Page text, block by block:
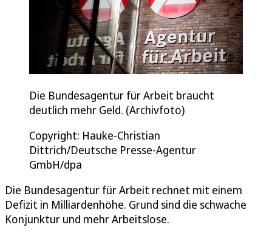
Die Bundesagentur für Arbeit braucht
deutlich mehr Geld. (Archivfoto)
Copyright: Hauke-Christian
Dittrich/Deutsche Presse-Agentur
GmbH/dpa
Die Bundesagentur für Arbeit rechnet mit einem
Defizit in Milliardenhöhe. Grund sind die schwache
Konjunktur und mehr Arbeitslose.